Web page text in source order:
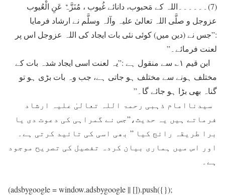
(7)۔۔۔۔۔۔اللہ کے مَحبوب، دانائے غُیوب ، مُنَزَّہٌ عَنِ الْعُیوب
عزوجل و صلَّی اللہ تعالیٰ علیہ وآلہ وسلَّم نے ارشاد فرمایا
:”جس نے (دین میں) کوئی نئی بات ایجاد کی اللہ عزوجل اس پر
لعنت فرمائے۔”
ابن قیم ۱؎ سے منقول ہے :”یہ لعنت اسی ایجاد شدہ بات کے
مختلف ہونے سے مختلف ہو جاتی ہے، جب وہ بات بڑی ہو تو
گناہ بھی بڑا ہو جائے گا۔”
سیدناامام ذہبی رحمۃ اللہ تعالیٰ علیہ ارشاد
فرماتے ہیں یہ حدیث،”جس نے گمراہی کی دعوت دی یا
برا طریقہ رائج کیا ” بھی اسی کی تائید کرتی ہے۔
اور اس میں ہماری بیان کردہ تفصیل کی تصریح موجود
ہے۔
(adsbygoogle = window.adsbygoogle || []).push({});